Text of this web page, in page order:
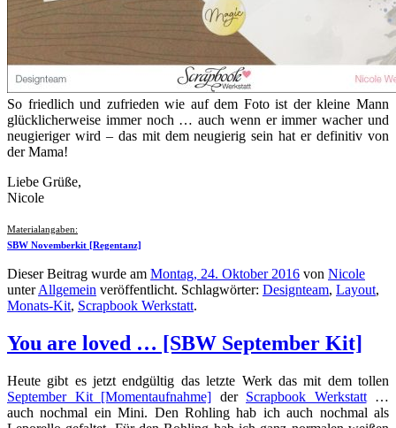
So friedlich und zufrieden wie auf dem Foto ist der kleine Mann
glücklicherweise immer noch … auch wenn er immer wacher und
neugieriger wird – das mit dem neugierig sein hat er definitiv von
der Mama!
Liebe Grüße,
Nicole
Materialangaben:
SBW Novemberkit [Regentanz]
Dieser Beitrag wurde am Montag, 24. Oktober 2016 von Nicole
unterAllgemein veröffentlicht. Schlagwörter: Designteam, Layout,
Monats-Kit, Scrapbook Werkstatt.
You are loved … [SBW September Kit]
Heute gibt es jetzt endgültig das letzte Werk das mit dem tollen
September Kit [Momentaufnahme] der Scrapbook Werkstatt…
auch nochmal ein Mini. Den Rohling hab ich auch nochmal als